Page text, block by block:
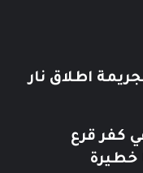
اطلاق نار
كفر قرع
خطيرة